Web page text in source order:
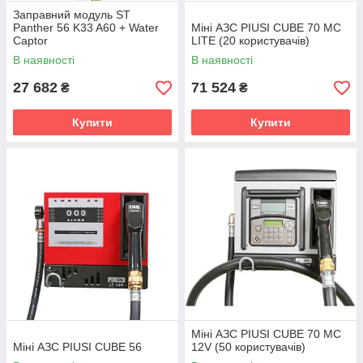
Міні АЗС Swimer
10000 FUDPS
В наявності
Міні-АЗС Swimer
2500 FUDPS
В наявності
Заправний модуль
ST ByPass 3000
24V
Заправний модуль ST
Panther 56 K33 A60 + Water
Captor
В наявності
27 682 ₴
Купити
Міні АЗС PIUSI CUBE 70 MC
LITE (20 користувачів)
В наявності
71 524 ₴
Купити
Міні АЗС PIUSI CUBE 56
Міні АЗС PIUSI CUBE 70 MC
12V (50 користувачів)